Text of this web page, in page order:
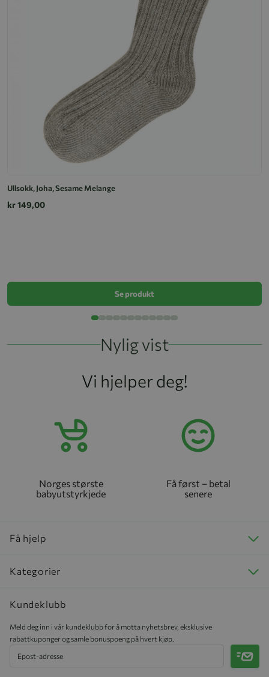
Ullsokk, Joha, Sesame Melange
kr 149,00
Se produkt
Nylig vist
Vi hjelper deg!
Norges største
babyutstyrkjede
Få først – betal
senere
Få hjelp
Kategorier
Kundeklubb
Meld deg inn i vår kundeklubb for å motta nyhetsbrev, eksklusive
rabattkuponger og samle bonuspoeng på hvert kjøp.
Meld